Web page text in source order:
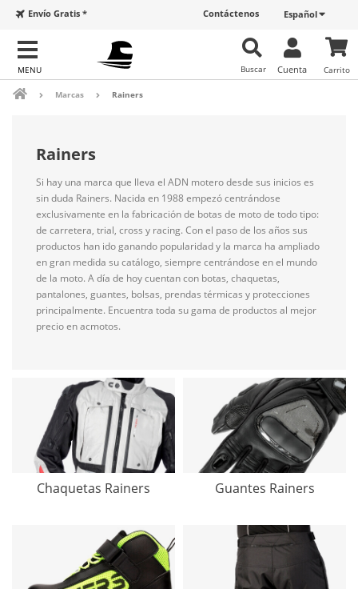
Español
Contáctenos
Envío Gratis *
Carrito
Cuenta
Buscar
Marcas Rainers
Rainers
Si hay una marca que lleva el ADN motero desde sus inicios es
sin duda Rainers. Nacida en 1988 empezó centrándose
exclusivamente en la fabricación de botas de moto de todo tipo:
de carretera, trial, cross y racing. Con el paso de los años sus
productos han ido ganando popularidad y la marca ha ampliado
en gran medida su catálogo, siempre centrándose en el mundo
de la moto. A día de hoy cuentan con botas, chaquetas,
pantalones, guantes, bolsas, prendas térmicas y protecciones
principalmente. Encuentra toda su gama de productos al mejor
precio en acmotos.
Chaquetas Rainers Guantes Rainers